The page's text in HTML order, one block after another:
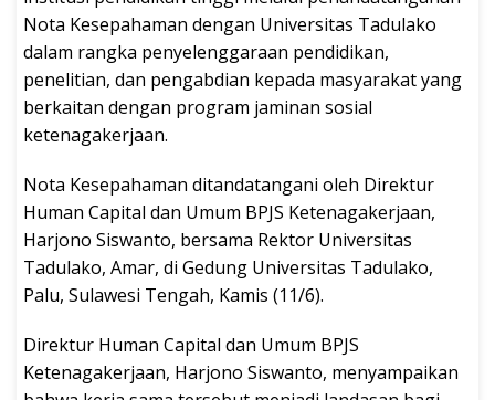
Nota Kesepahaman dengan Universitas Tadulako
dalam rangka penyelenggaraan pendidikan,
penelitian, dan pengabdian kepada masyarakat yang
berkaitan dengan program jaminan sosial
ketenagakerjaan.
Nota Kesepahaman ditandatangani oleh Direktur
Human Capital dan Umum BPJS Ketenagakerjaan,
Harjono Siswanto, bersama Rektor Universitas
Tadulako, Amar, di Gedung Universitas Tadulako,
Palu, Sulawesi Tengah, Kamis (11/6).
Direktur Human Capital dan Umum BPJS
Ketenagakerjaan, Harjono Siswanto, menyampaikan